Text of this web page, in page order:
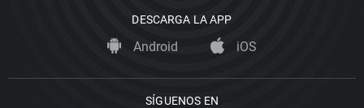
DESCARGA LA APP
Android iOS
SÍGUENOS EN